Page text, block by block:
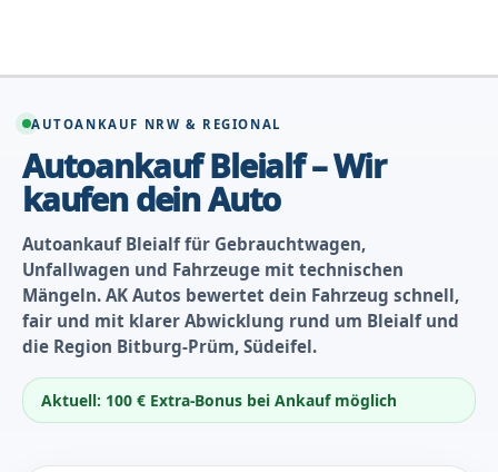
springen
AUTOANKAUF NRW & REGIONAL
Autoankauf Bleialf – Wir
kaufen dein Auto
Autoankauf Bleialf für Gebrauchtwagen,
Unfallwagen und Fahrzeuge mit technischen
Mängeln. AK Autos bewertet dein Fahrzeug schnell,
fair und mit klarer Abwicklung rund um Bleialf und
die Region Bitburg-Prüm, Südeifel.
Aktuell: 100 € Extra-Bonus bei Ankauf möglich